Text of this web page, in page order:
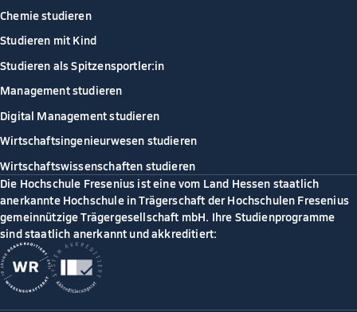
Chemie studieren
Studieren mit Kind
Studieren als Spitzensportler:in
Management studieren
Digital Management studieren
Wirtschaftsingenieurwesen studieren
Wirtschaftswissenschaften studieren
Die Hochschule Fresenius ist eine vom Land Hessen staatlich
anerkannte Hochschule in Trägerschaft der Hochschulen Fresenius
gemeinnützige Trägergesellschaft mbH. Ihre Studienprogramme
sind staatlich anerkannt und akkreditiert: